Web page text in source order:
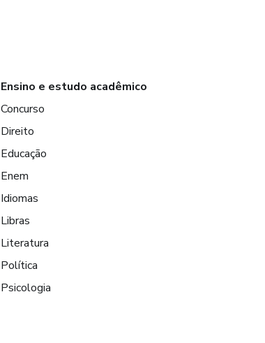
Ensino e estudo acadêmico
Concurso
Direito
Educação
Enem
Idiomas
Libras
Literatura
Política
Psicologia